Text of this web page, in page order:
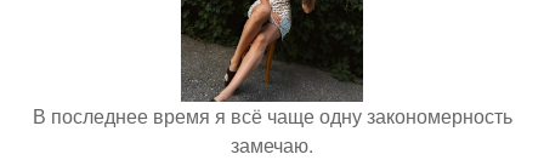
В последнее время я всё чаще одну закономерность
замечаю.